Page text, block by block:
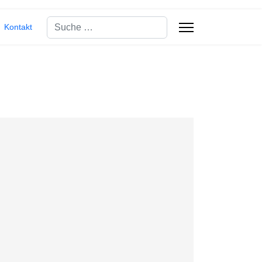
Kontakt Suchen